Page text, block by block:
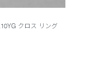
クロス リング